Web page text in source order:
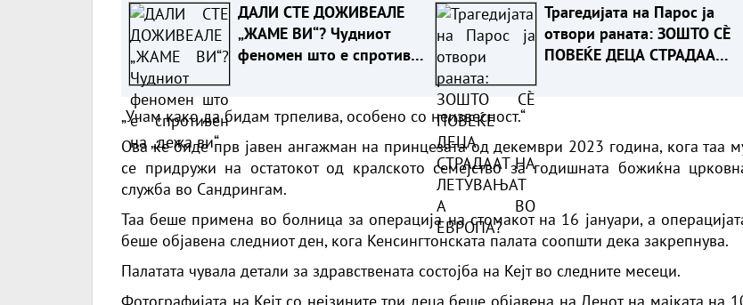
ДАЛИ СТЕ ДОЖИВЕАЛЕ
„ЖАМЕ ВИ“? Чудниот
феномен што е спротивен
Трагедијата на Парос ја
отвори раната: ЗОШТО СÈ
ПОВЕЌЕ ДЕЦА СТРАДААТ
„Учам како да бидам трпелива, особено со неизвесност.“
Ова ќе биде прв јавен ангажман на принцезата од декември 2023 година, кога таа
се придружи на остатокот од кралското семејство за годишната божиќна
служба во Сандрингам.
Таа беше примена во болница за операција на стомакот на 16 јануари, а
беше објавена следниот ден, кога Кенсингтонската палата соопшти дека закрепнува.
Палатата чувала детали за здравствената состојба на Кејт во следните месеци.
Фотографијата на Кејт со нејзините три деца беше објавена на Денот на мајката на